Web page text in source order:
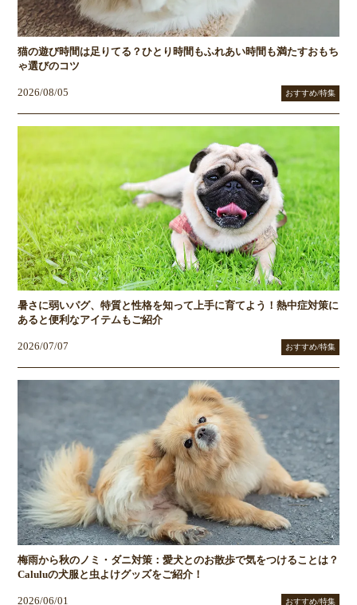
猫の遊び時間は足りてる？ひとり時間もふれあい時間も満たすおもち
ゃ選びのコツ
2026/08/05 おすすめ/特集
暑さに弱いパグ、特質と性格を知って上手に育てよう！熱中症対策に
あると便利なアイテムもご紹介
2026/07/07 おすすめ/特集
梅雨から秋のノミ・ダニ対策：愛犬とのお散歩で気をつけることは？
Caluluの犬服と虫よけグッズをご紹介！
2026/06/01 おすすめ/特集